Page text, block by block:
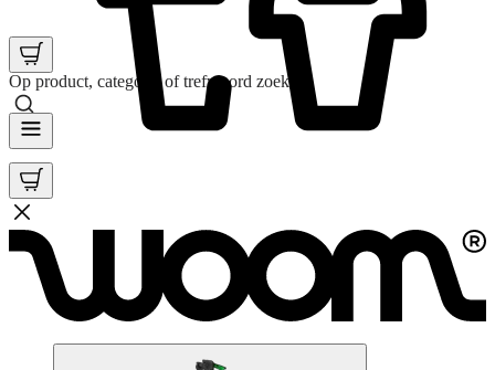
Op product, categorie of trefwoord zoeken